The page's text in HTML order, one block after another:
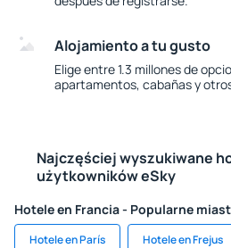
Alojamiento a tu gusto
Elige entre 1.3 millones de
apartamentos, cabañas y
Najczęściej wyszukiwane
użytkowników eSky
Hotele en Francia - Popularne
Hotele en París Hotele en Frejus